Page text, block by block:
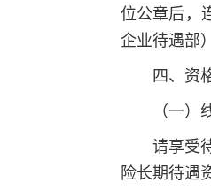
位公章后，
企业待遇部
四、资
（一
请享受
险长期待遇